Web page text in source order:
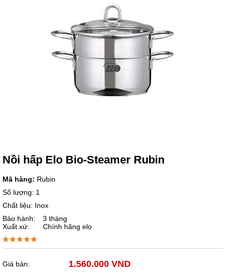
Nồi hấp Elo Bio-Steamer Rubin
Mã hàng: Rubin
Số lượng: 1
Chất liệu: Inox
Bảo hành:
3 tháng
Xuất xứ:
Chính hãng elo
Giá bán: 1.560.000 VND